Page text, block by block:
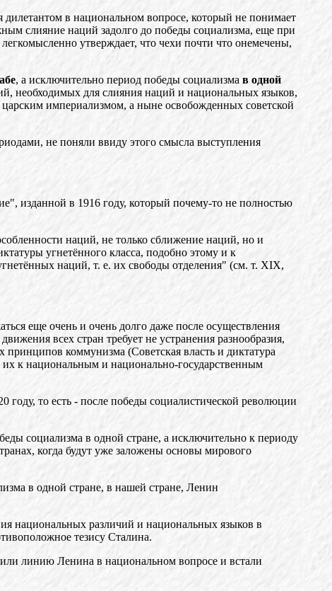
дилетантом в национальном вопросе, который не понимает
слияние наций задолго до победы социализма, еще при
утверждает, что чехи почти что онемечены,
, а исключительно период победы социализма в одной
необходимых для слияния наций и национальных языков,
царским империализмом, а ныне освобожденных советской
не поняли ввиду этого смысла выступления
изданной в 1916 году, который почему-то не полностью
наций, не только сближение наций, но и
угнетённого класса, подобно этому и к
наций, т. е. их свободы отделения" (см. т. XIX,
еще очень и очень долго даже после осуществления
всех стран требует не устранения разнообразия,
коммунизма (Советская власть и диктатура
к национальным и национально-государственным
то есть - после победы социалистической революции
социализма в одной стране, а исключительно к периоду
когда будут уже заложены основы мирового
в одной стране, в нашей стране, Ленин
национальных различий и национальных языков в
тезису Сталина.
линию Ленина в национальном вопросе и встали